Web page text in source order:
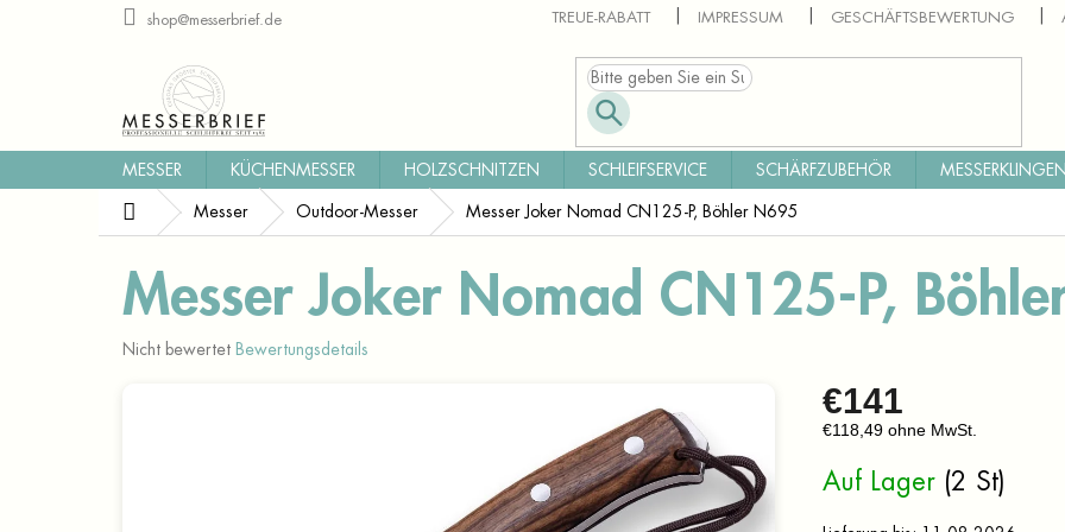
shop@messerbrief.de TREUE-RABATT IMPRESSUM GESCHÄFTSBEWERTUNG
MESSER KÜCHENMESSER HOLZSCHNITZEN SCHLEIFSERVICE SCHÄRFZUBEHÖR
StartseiteMesser Outdoor-Messer Messer Joker Nomad CN125-P, Böhler N695
Messer Joker Nomad CN125-P,
Die
Nicht bewertet Bewertungsdetails
€141
€118,49 ohne MwSt.
Auf Lager (2 St)